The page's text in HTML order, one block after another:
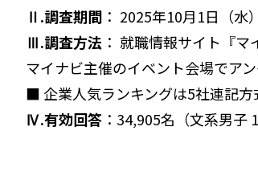
Ⅱ.調査期間 ： 2025年10月1日（水
Ⅲ.調査方法 ： 就職情報サイト『
マイナビ主催のイベント会場でア
■ 企業人気ランキングは5社連記
Ⅳ.有効回答 ：34,905名（文系男子